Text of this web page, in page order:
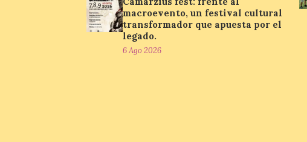
macroevento, un festival cultural
transformador que apuesta por el
legado.
6 Ago 2026